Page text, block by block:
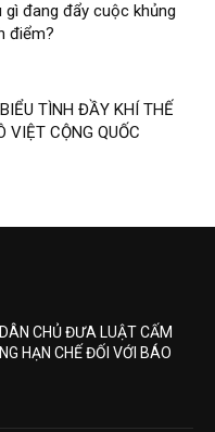
gì đang đẩy cuộc khủng
điểm?
TÌNH ĐẦY KHÍ THẾ
VIỆT CỘNG QUỐC
CHỦ ĐƯA LUẬT CẤM
HẠN CHẾ ĐỐI VỚI BÁO